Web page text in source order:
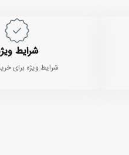
شرایط
شرایط ویژه برای